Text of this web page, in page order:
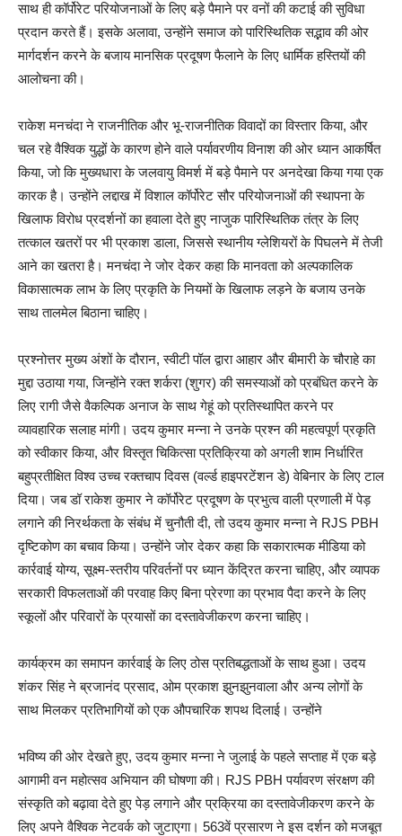
साथ ही कॉर्पोरेट परियोजनाओं के लिए बड़े पैमाने पर वनों की कटाई की सुविधा
प्रदान करते हैं। इसके अलावा, उन्होंने समाज को पारिस्थितिक सद्भाव की ओर
मार्गदर्शन करने के बजाय मानसिक प्रदूषण फैलाने के लिए धार्मिक हस्तियों की
आलोचना की।
राकेश मनचंदा ने राजनीतिक और भू-राजनीतिक विवादों का विस्तार किया, और
चल रहे वैश्विक युद्धों के कारण होने वाले पर्यावरणीय विनाश की ओर ध्यान आकर्षित
किया, जो कि मुख्यधारा के जलवायु विमर्श में बड़े पैमाने पर अनदेखा किया गया एक
कारक है। उन्होंने लद्दाख में विशाल कॉर्पोरेट सौर परियोजनाओं की स्थापना के
खिलाफ विरोध प्रदर्शनों का हवाला देते हुए नाजुक पारिस्थितिक तंत्र के लिए
तत्काल खतरों पर भी प्रकाश डाला, जिससे स्थानीय ग्लेशियरों के पिघलने में तेजी
आने का खतरा है। मनचंदा ने जोर देकर कहा कि मानवता को अल्पकालिक
विकासात्मक लाभ के लिए प्रकृति के नियमों के खिलाफ लड़ने के बजाय उनके
साथ तालमेल बिठाना चाहिए।
प्रश्नोत्तर मुख्य अंशों के दौरान, स्वीटी पॉल द्वारा आहार और बीमारी के चौराहे का
मुद्दा उठाया गया, जिन्होंने रक्त शर्करा (शुगर) की समस्याओं को प्रबंधित करने के
लिए रागी जैसे वैकल्पिक अनाज के साथ गेहूं को प्रतिस्थापित करने पर
व्यावहारिक सलाह मांगी। उदय कुमार मन्ना ने उनके प्रश्न की महत्वपूर्ण प्रकृति
को स्वीकार किया, और विस्तृत चिकित्सा प्रतिक्रिया को अगली शाम निर्धारित
बहुप्रतीक्षित विश्व उच्च रक्तचाप दिवस (वर्ल्ड हाइपरटेंशन डे) वेबिनार के लिए टाल
दिया। जब डॉ राकेश कुमार ने कॉर्पोरेट प्रदूषण के प्रभुत्व वाली प्रणाली में पेड़
लगाने की निरर्थकता के संबंध में चुनौती दी, तो उदय कुमार मन्ना ने RJS PBH
दृष्टिकोण का बचाव किया। उन्होंने जोर देकर कहा कि सकारात्मक मीडिया को
कार्रवाई योग्य, सूक्ष्म-स्तरीय परिवर्तनों पर ध्यान केंद्रित करना चाहिए, और व्यापक
सरकारी विफलताओं की परवाह किए बिना प्रेरणा का प्रभाव पैदा करने के लिए
स्कूलों और परिवारों के प्रयासों का दस्तावेजीकरण करना चाहिए।
कार्यक्रम का समापन कार्रवाई के लिए ठोस प्रतिबद्धताओं के साथ हुआ। उदय
शंकर सिंह ने ब्रजानंद प्रसाद, ओम प्रकाश झुनझुनवाला और अन्य लोगों के
साथ मिलकर प्रतिभागियों को एक औपचारिक शपथ दिलाई। उन्होंने
भविष्य की ओर देखते हुए, उदय कुमार मन्ना ने जुलाई के पहले सप्ताह में एक बड़े
आगामी वन महोत्सव अभियान की घोषणा की। RJS PBH पर्यावरण संरक्षण की
संस्कृति को बढ़ावा देते हुए पेड़ लगाने और प्रक्रिया का दस्तावेजीकरण करने के
लिए अपने वैश्विक नेटवर्क को जुटाएगा। 563वें प्रसारण ने इस दर्शन को मजबूत